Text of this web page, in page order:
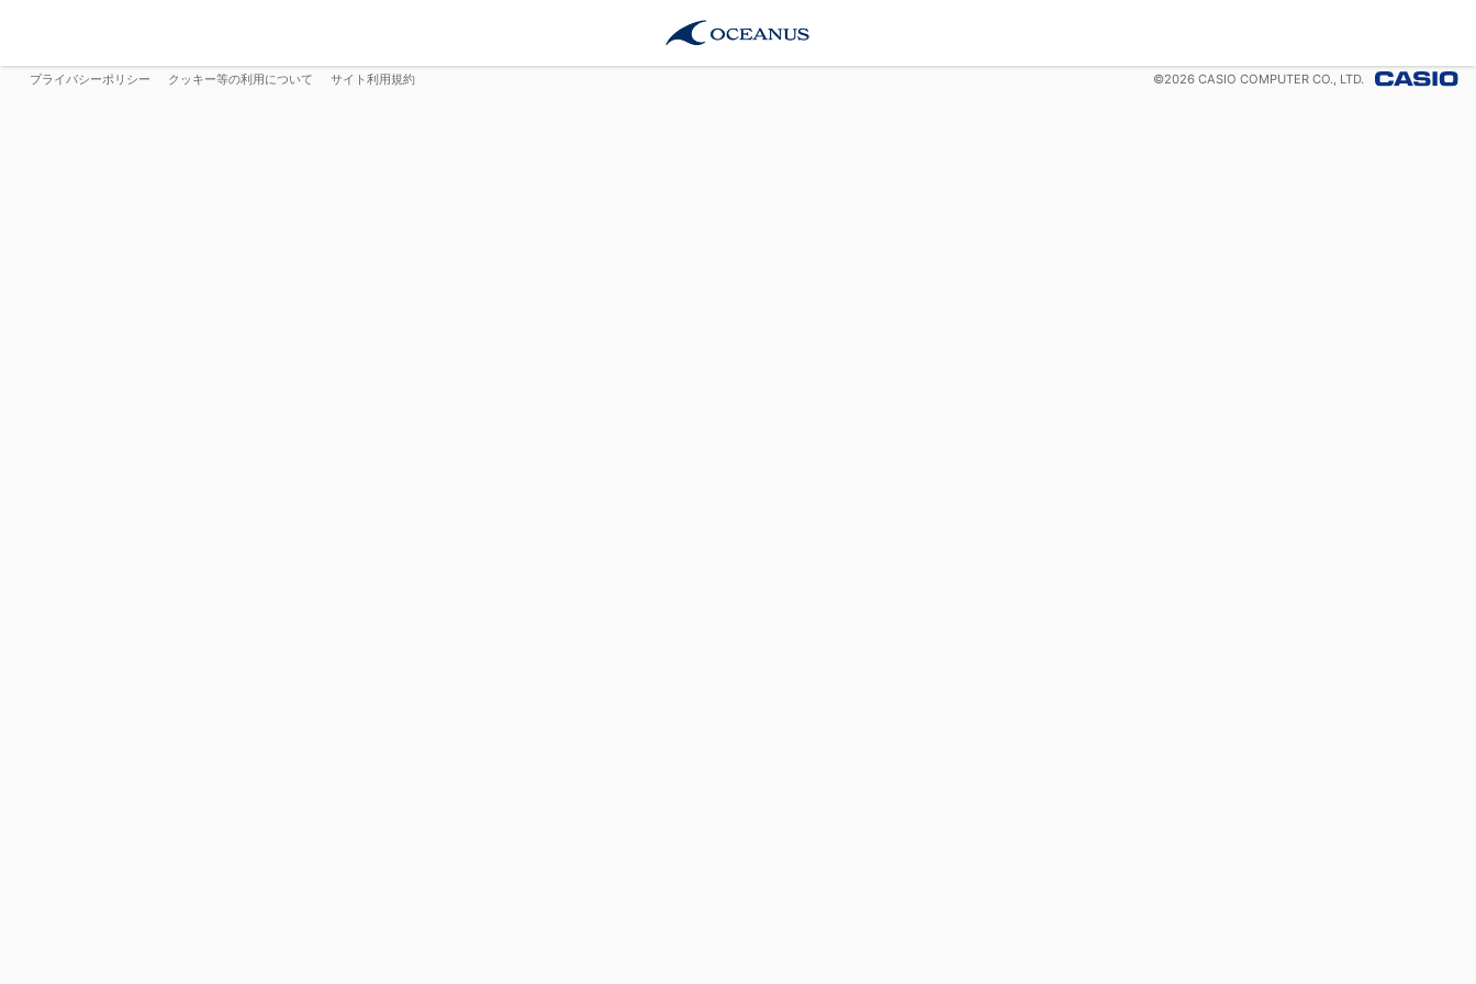
プライバシーポリシー クッキー等の利用について サイト利用規約 ©2026 CASIO COMPUTER CO., LTD.